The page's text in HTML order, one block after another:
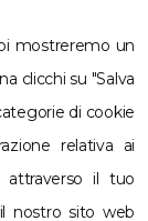
varie
mostreremo un
clicchi su "Salva
di cookie
relativa ai
attraverso il tuo
nostro sito web